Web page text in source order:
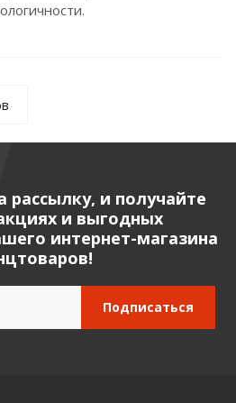
рассылку, и получайте
и выгодных
интернет-магазина